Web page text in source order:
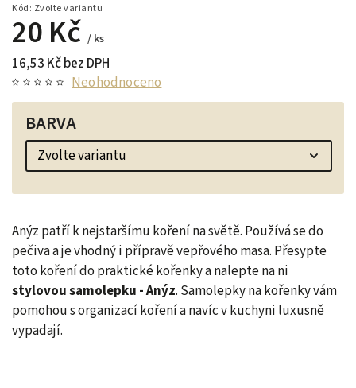
Kód: Zvolte variantu
20 Kč / ks
16,53 Kč bez DPH
Neohodnoceno
Anýz patří k nejstaršímu koření na světě. Používá se do
pečiva a je vhodný i přípravě vepřového masa. Přesypte
toto koření do praktické kořenky a nalepte na ni
stylovou samolepku - Anýz. Samolepky na kořenky vám
pomohou s organizací koření a navíc v kuchyni luxusně
vypadají.
BARVA